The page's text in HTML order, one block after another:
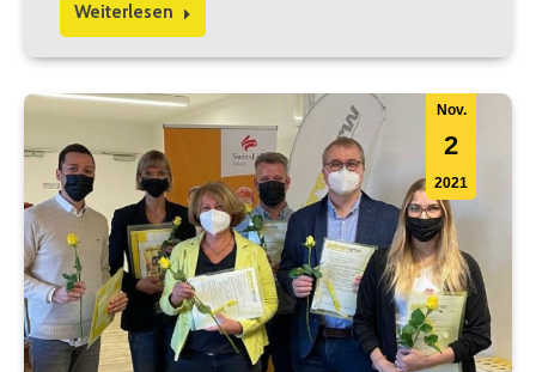
Weiterlesen
Nov.
2
2021